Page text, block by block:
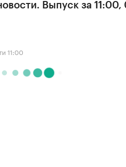
Выпуск за
11:00